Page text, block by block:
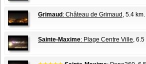
Grimaud : Château de Grimaud , 5.4 km.
Sainte-Maxime: Plage Centre Ville, 6.5